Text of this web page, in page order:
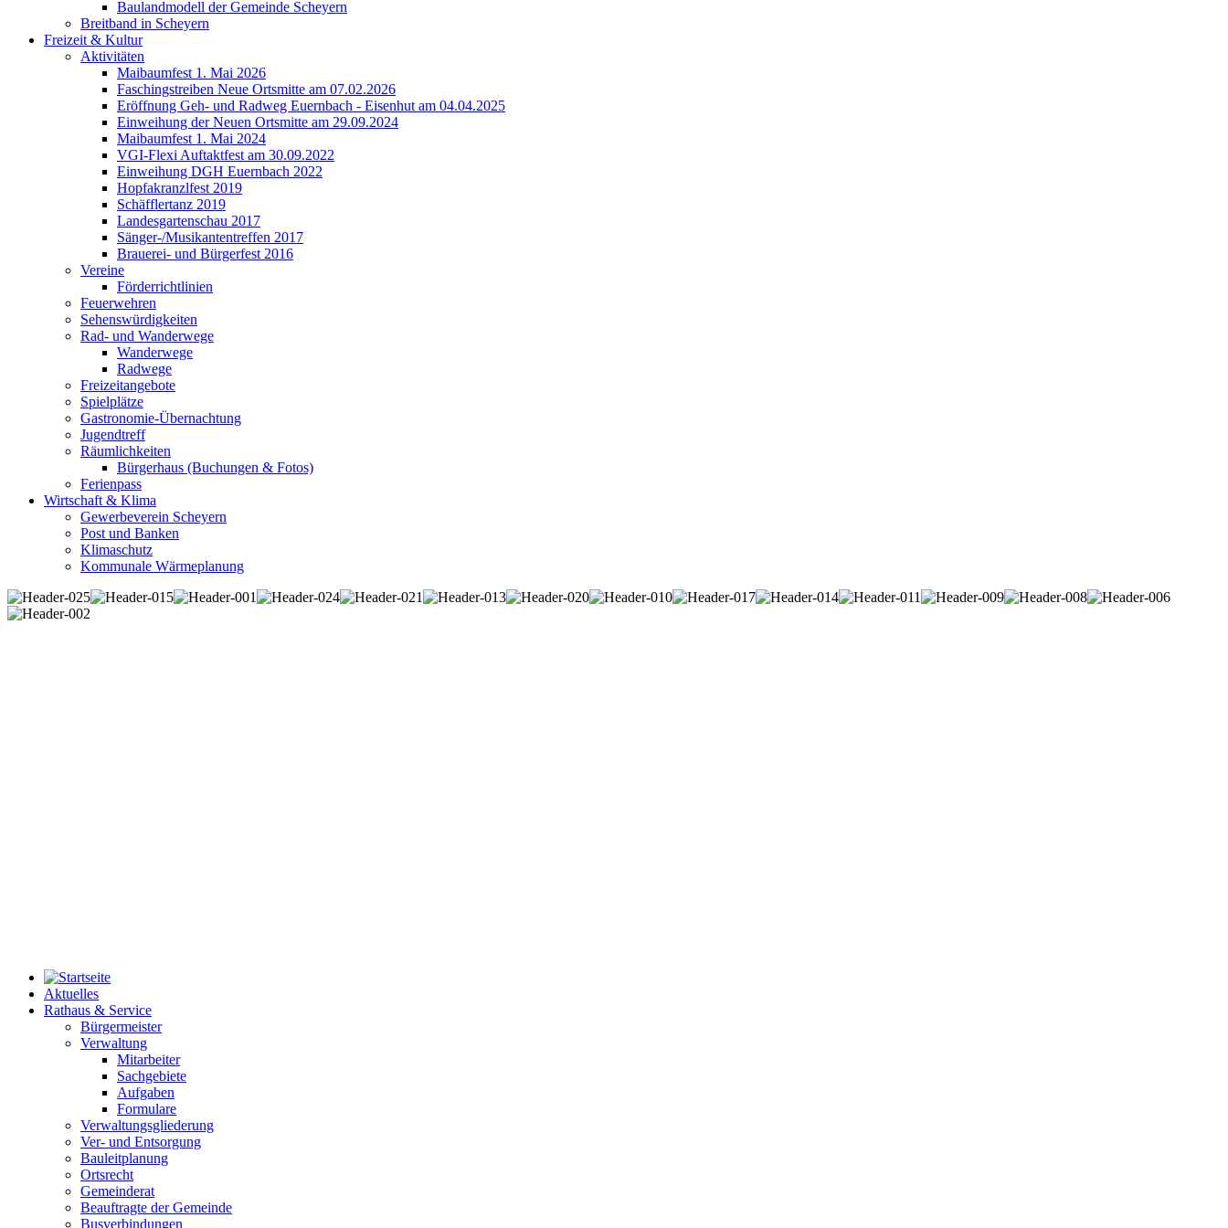
Baulandmodell der Gemeinde Scheyern
Breitband in Scheyern
Freizeit & Kultur
Aktivitäten
Maibaumfest 1. Mai 2026
Faschingstreiben Neue Ortsmitte am 07.02.2026
Eröffnung Geh- und Radweg Euernbach - Eisenhut am 04.04.2025
Einweihung der Neuen Ortsmitte am 29.09.2024
Maibaumfest 1. Mai 2024
VGI-Flexi Auftaktfest am 30.09.2022
Einweihung DGH Euernbach 2022
Hopfakranzlfest 2019
Schäfflertanz 2019
Landesgartenschau 2017
Sänger-/Musikantentreffen 2017
Brauerei- und Bürgerfest 2016
Vereine
Förderrichtlinien
Feuerwehren
Sehenswürdigkeiten
Rad- und Wanderwege
Wanderwege
Radwege
Freizeitangebote
Spielplätze
Gastronomie-Übernachtung
Jugendtreff
Räumlichkeiten
Bürgerhaus (Buchungen & Fotos)
Ferienpass
Wirtschaft & Klima
Gewerbeverein Scheyern
Post und Banken
Klimaschutz
Kommunale Wärmeplanung
Aktuelles
Rathaus & Service
Bürgermeister
Verwaltung
Mitarbeiter
Sachgebiete
Aufgaben
Formulare
Verwaltungsgliederung
Ver- und Entsorgung
Bauleitplanung
Ortsrecht
Gemeinderat
Beauftragte der Gemeinde
Busverbindungen